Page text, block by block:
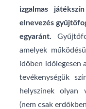
izgalmas
elnevezés
egyaránt.
amelyek
időben időlegesen
tevékenységük
helyszínek olyan
(nem csak